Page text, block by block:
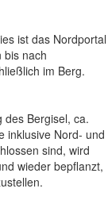
ist das Nordportal
bis nach
im Berg.
des Bergisel, ca.
inklusive Nord- und
sind, wird
wieder bepflanzt,